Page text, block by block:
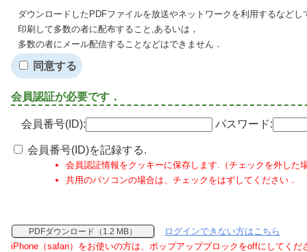
ダウンロードしたPDFファイルを放送やネットワークを利用するなど
印刷して多数の者に配布すること,あるいは，
多数の者にメール配信することなどはできません．
同意する
会員認証が必要です．
会員番号(ID): パスワード:
会員番号(ID)を記録する.
会員認証情報をクッキーに保存します.（チェックを外した
共用のパソコンの場合は、チェックをはずしてください．
PDFダウンロード（1.2 MB）
ログインできない方はこちら
iPhone（safari）をお使いの方は、ポップアップブロックをoffにしてくだ